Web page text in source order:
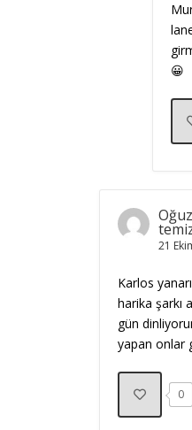
😀
21
Karlos
harika şarkı
gün
yapan onlar
0